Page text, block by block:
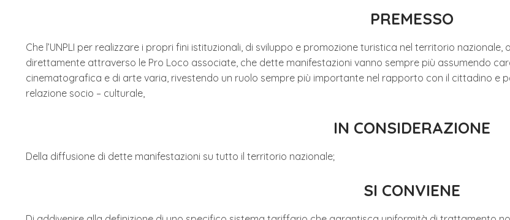
PREMESSO
Che l’UNPLI per realizzare i propri fini istituzionali, di sviluppo e promozione turistica nel territorio
direttamente attraverso le Pro Loco associate, che dette manifestazioni vanno sempre più assumendo
cinematografica e di arte varia, rivestendo un ruolo sempre più importante nel rapporto con il cittadino e
relazione socio – culturale,
IN CONSIDERAZIONE
Della diffusione di dette manifestazioni su tutto il territorio nazionale;
SI CONVIENE